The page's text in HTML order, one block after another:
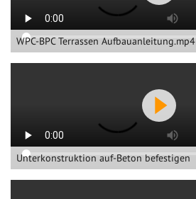
WPC-BPC Terrassen Aufbauanleitung.mp4
Unterkonstruktion auf-Beton befestigen